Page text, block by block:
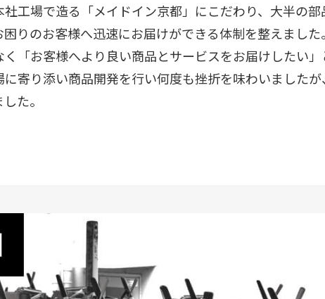
工場で造る「メイドイン京都」にこだわり、大半の
りのお客様へ迅速にお届けができる体制を整えました。
「お客様へより良い商品とサービスをお届けしたい
寄り添い商品開発を行い何度も挫折を味わいました
た。